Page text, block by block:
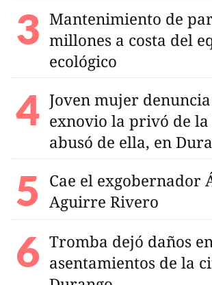
Mantenimiento de
millones a costa del
ecológico
Joven mujer
exnovio la privó de
abusó de ella, en
Cae el exgobernador
Aguirre Rivero
Tromba dejó daños
asentamientos de la